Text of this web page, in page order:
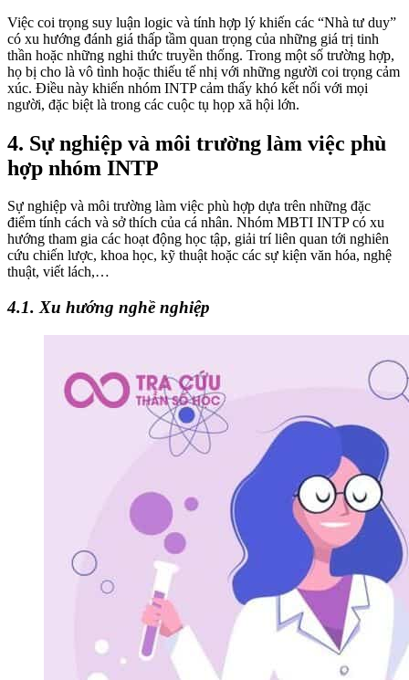
Việc coi trọng suy luận logic và tính hợp lý khiến các “Nhà tư duy”
có xu hướng đánh giá thấp tầm quan trọng của những giá trị tinh
thần hoặc những nghi thức truyền thống. Trong một số trường hợp,
họ bị cho là vô tình hoặc thiếu tế nhị với những người coi trọng cảm
xúc. Điều này khiến nhóm INTP cảm thấy khó kết nối với mọi
người, đặc biệt là trong các cuộc tụ họp xã hội lớn.
4. Sự nghiệp và môi trường làm việc phù
hợp nhóm INTP
Sự nghiệp và môi trường làm việc phù hợp dựa trên những đặc
điểm tính cách và sở thích của cá nhân. Nhóm MBTI INTP có xu
hướng tham gia các hoạt động học tập, giải trí liên quan tới nghiên
cứu chiến lược, khoa học, kỹ thuật hoặc các sự kiện văn hóa, nghệ
thuật, viết lách,…
4.1. Xu hướng nghề nghiệp